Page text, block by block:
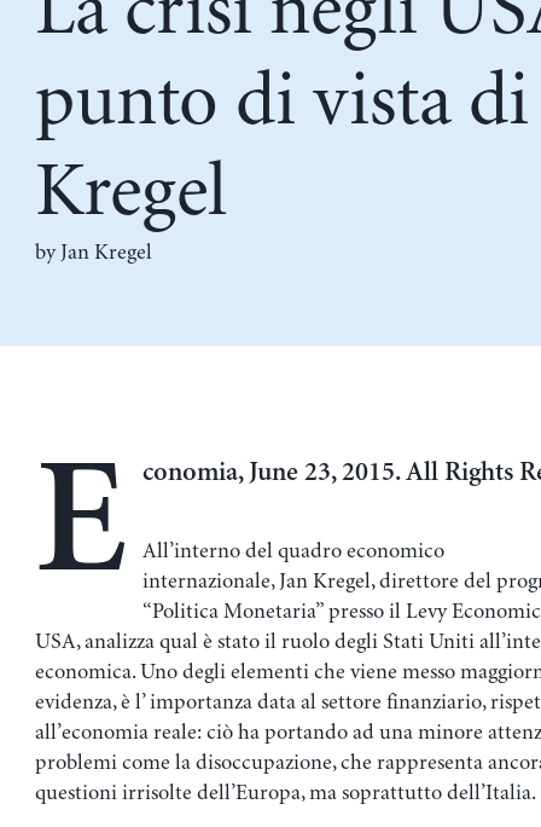
punto di vista di
Kregel
by Jan Kregel
E conomia, June 23, 2015. All Rights
All’interno del quadro economico
internazionale, Jan Kregel, direttore del
“Politica Monetaria” presso il LevyEconomic
USA, analizza qual è stato il ruolo degli Stati Uniti
economica. Uno degli elementi che viene messo
evidenza, è l’ importanza data al settore finanziario,
all’economia reale: ciò ha portando ad una minore
problemi come la disoccupazione, che rappresenta
questioni irrisolte dell’Europa, ma soprattutto dell’Italia.